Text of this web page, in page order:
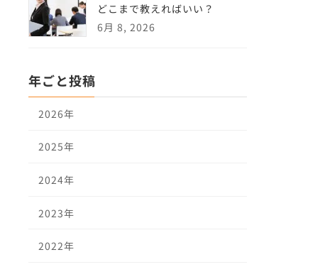
どこまで教えればいい？
6月 8, 2026
年ごと投稿
2026年
2025年
2024年
2023年
2022年